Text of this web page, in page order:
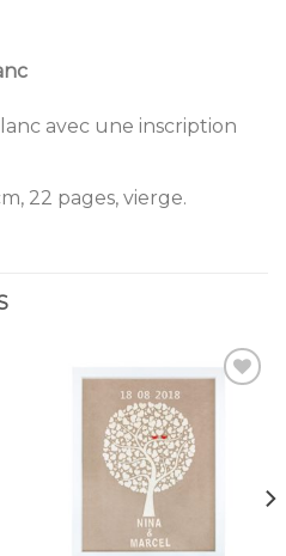
avec une inscription
22 pages, vierge.